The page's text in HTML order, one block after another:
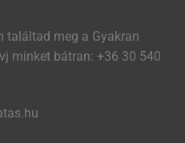
találtad meg a Gyakran
minket bátran: +36 30 540